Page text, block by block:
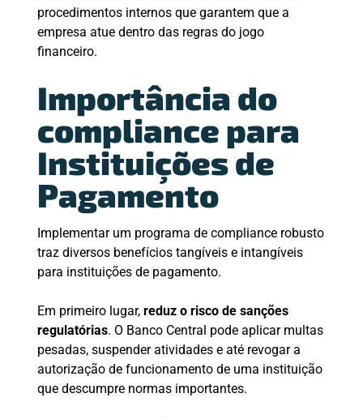
procedimentos internos que garantem que a
empresa atue dentro das regras do jogo
financeiro.
Importância do
compliance para
Instituições de
Pagamento
Implementar um programa de compliance robusto
traz diversos benefícios tangíveis e intangíveis
para instituições de pagamento.
Em primeiro lugar, reduz o risco de sanções
regulatórias. O Banco Central pode aplicar multas
pesadas, suspender atividades e até revogar a
autorização de funcionamento de uma instituição
que descumpre normas importantes.